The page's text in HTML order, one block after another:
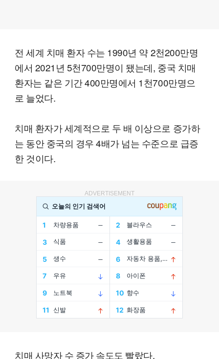
전 세계 치매 환자 수는 1990년 약 2천200만명
에서 2021년 5천700만명이 됐는데, 중국 치매
환자는 같은 기간 400만명에서 1천700만명으
로 늘었다.
치매 환자가 세계적으로 두 배 이상으로 증가하
는 동안 중국의 경우 4배가 넘는 수준으로 급증
한 것이다.
ADVERTISEMENT
치매 사망자 수 증가 속도도 빨랐다.